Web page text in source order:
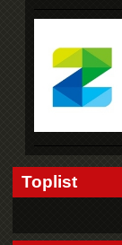
Toplist